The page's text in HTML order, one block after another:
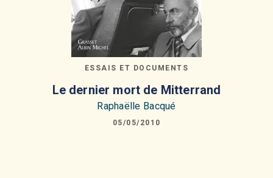
ESSAIS ET DOCUMENTS
Le dernier mort de Mitterrand
Raphaëlle Bacqué
05/05/2010